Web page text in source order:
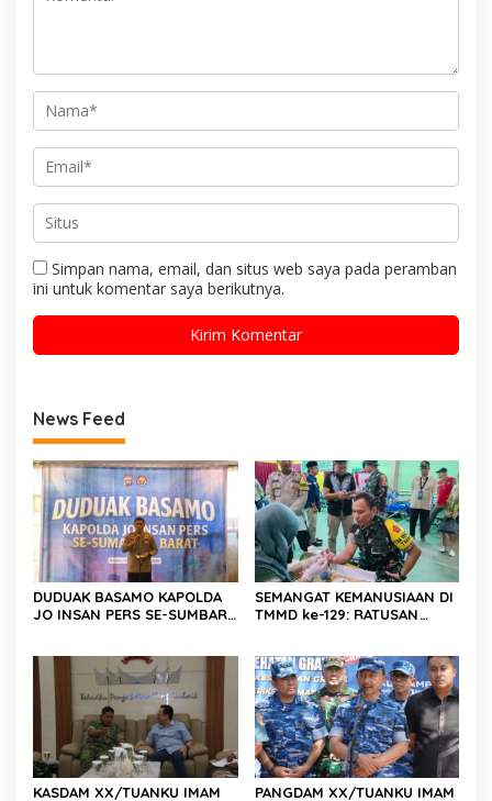
Simpan nama, email, dan situs web saya pada peramban
ini untuk komentar saya berikutnya.
News Feed
DUDUAK BASAMO KAPOLDA
JO INSAN PERS SE-SUMBAR,
Polri dan Media Demi
Kepentingan Masyarakat
SEMANGAT KEMANUSIAAN DI
TMMD ke-129: RATUSAN
KASDAM XX/TUANKU IMAM
PANGDAM XX/TUANKU IMAM